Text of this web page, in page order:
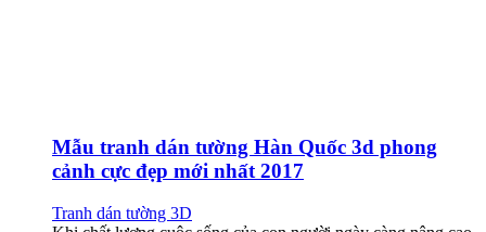
Mẫu tranh dán tường Hàn Quốc 3d phong
cảnh cực đẹp mới nhất 2017
Tranh dán tường 3D